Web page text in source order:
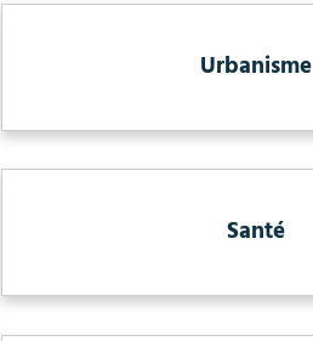
Urbanisme
Santé